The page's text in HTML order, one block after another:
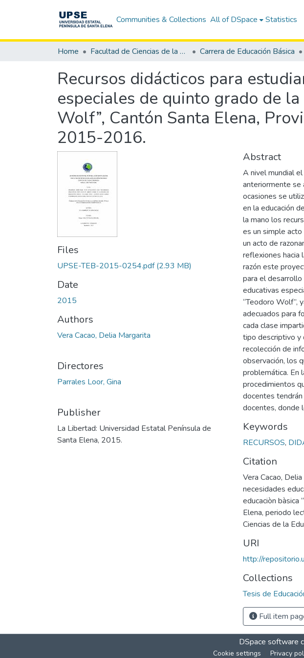
Communities & Collections All of DSpace Statistics
Home Facultad de Ciencias de la Educación e Idiomas Carrera de Educación Básica
Recursos didácticos para
especiales de quinto grado de
Wolf”, Cantón Santa Elena,
2015-2016.
Files
UPSE-TEB-2015-0254.pdf(2.93 MB)
Date
2015
Authors
Vera Cacao, Delia Margarita
Directores
Parrales Loor, Gina
Publisher
La Libertad: Universidad Estatal Península de
Santa Elena, 2015.
Abstract
A nivel mundial
anteriormente se
ocasiones se
en la educación
la mano los
es un simple
un acto de
reflexiones hacia
razón este
para el
educativas
“Teodoro Wolf”,
adecuados para
cada clase
tipo descriptivo y
recolección de
observación, los
problemática. En
procedimientos
docentes
docentes, donde
Keywords
RECURSOS,
Citation
Vera Cacao,
necesidades
educaciòn bàsica
Elena, periodo
Ciencias de la
URI
http://
Collections
Tesis de
Full item
DSpace software
Cookie settings Privacy